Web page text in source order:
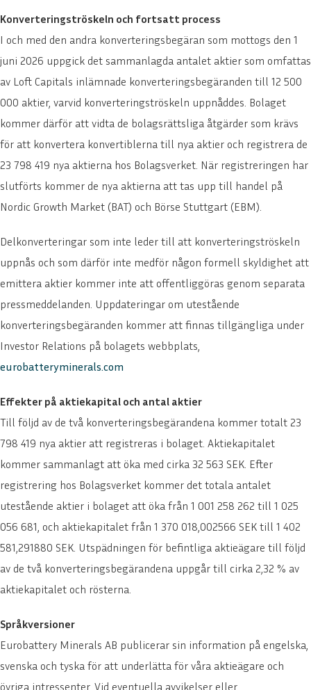
Konverteringströskeln och fortsatt process
I och med den andra konverteringsbegäran som mottogs den 1
juni 2026 uppgick det sammanlagda antalet aktier som omfattas
av Loft Capitals inlämnade konverteringsbegäranden till 12 500
000 aktier, varvid konverteringströskeln uppnåddes. Bolaget
kommer därför att vidta de bolagsrättsliga åtgärder som krävs
för att konvertera konvertiblerna till nya aktier och registrera de
23 798 419 nya aktierna hos Bolagsverket. När registreringen har
slutförts kommer de nya aktierna att tas upp till handel på
Nordic Growth Market (BAT) och Börse Stuttgart (EBM).
Delkonverteringar som inte leder till att konverteringströskeln
uppnås och som därför inte medför någon formell skyldighet att
emittera aktier kommer inte att offentliggöras genom separata
pressmeddelanden. Uppdateringar om utestående
konverteringsbegäranden kommer att finnas tillgängliga under
Investor Relations på bolagets webbplats,
eurobatteryminerals.com
Effekter på aktiekapital och antal aktier
Till följd av de två konverteringsbegärandena kommer totalt 23
798 419 nya aktier att registreras i bolaget. Aktiekapitalet
kommer sammanlagt att öka med cirka 32 563 SEK. Efter
registrering hos Bolagsverket kommer det totala antalet
utestående aktier i bolaget att öka från 1 001 258 262 till 1 025
056 681, och aktiekapitalet från 1 370 018,002566 SEK till 1 402
581,291880 SEK. Utspädningen för befintliga aktieägare till följd
av de två konverteringsbegärandena uppgår till cirka 2,32 % av
aktiekapitalet och rösterna.
Språkversioner
Eurobattery Minerals AB publicerar sin information på engelska,
svenska och tyska för att underlätta för våra aktieägare och
övriga intressenter. Vid eventuella avvikelser eller